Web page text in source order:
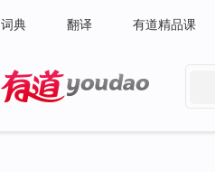
词典 翻译 有道精品课